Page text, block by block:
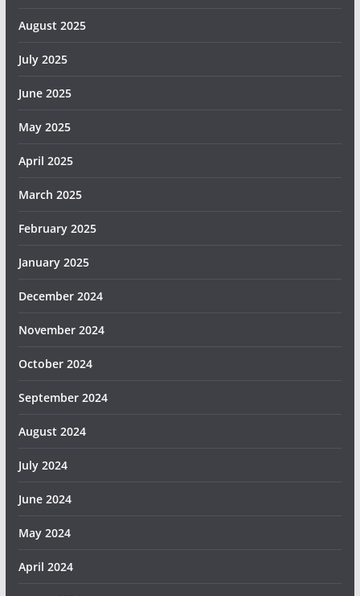
August 2025
July 2025
June 2025
May 2025
April 2025
March 2025
February 2025
January 2025
December 2024
November 2024
October 2024
September 2024
August 2024
July 2024
June 2024
May 2024
April 2024